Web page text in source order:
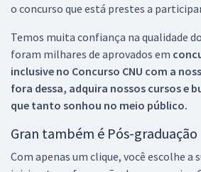
o concurso que está prestes a
Temos muita confiança na qualidade
foram milhares de aprovados em
inclusive no Concurso CNU com a
fora dessa, adquira nossos cursos e
que tanto sonhou no meio público.
Gran também é Pós-graduação
Com apenas um clique, você escolhe a